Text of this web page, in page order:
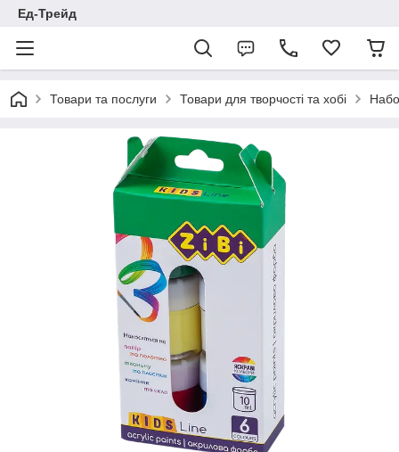
Ед-Трейд
Товари та послуги Товари для творчості та хобі